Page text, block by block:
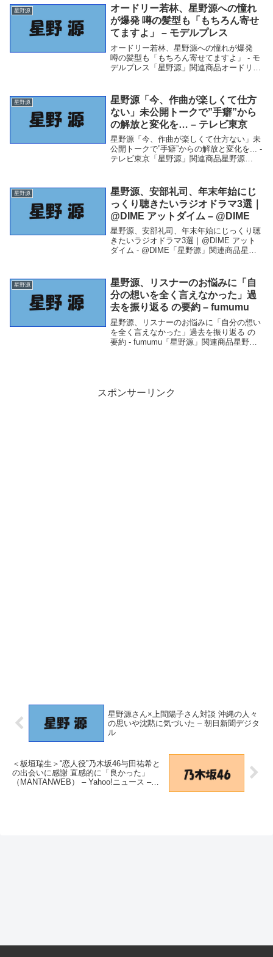
化が決定（音楽ナタリー） ...
星野源
オードリー若林、星野源への憧れ
が爆発 噂の髪型も「もちろん寄せ
てますよ」 – モデルプレス
オードリー若林、星野源への憧れが爆発
噂の髪型も「もちろん寄せてますよ」 - モ
デルプレス「星野源」関連商品オードリー
オードリー若林、星野源への憧れが爆発
噂...
星野源
星野源「今、作曲が楽しくて仕方
ない」未公開トークで”手癖”から
の解放と変化を… – テレビ東京
星野源「今、作曲が楽しくて仕方ない」未
公開トークで”手癖”からの解放と変化を... -
テレビ東京「星野源」関連商品星野源
ビ東京 星野源「今、作曲が楽しく...
星野源
星野源、安部礼司、年末年始にじ
っくり聴きたいラジオドラマ3選｜
@DIME アットダイム – @DIME
星野源、安部礼司、年末年始にじっくり聴
きたいラジオドラマ3選｜@DIME アット
ダイム - @DIME「星野源」関連商品星野
ム - @DIME 星野源、安部礼司...
星野源
星野源、リスナーのお悩みに「自
分の想いを全く言えなかった」過
去を振り返る の要約 – fumumu
星野源、リスナーのお悩みに「自分の想い
を全く言えなかった」過去を振り返る の
要約 - fumumu「星野源」関連商品星野
スポンサーリンク
星野源さん×上間陽子さん対談 沖縄の人々
の思いや沈黙に気づいた – 朝日新聞デジタ
ル
＜板垣瑞生＞“恋人役”乃木坂46与田祐希と
の出会いに感謝 直感的に「良かった」
（MANTANWEB） – Yahoo!ニュース –